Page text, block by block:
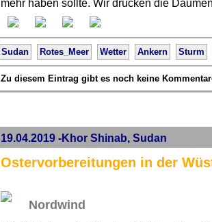
mehr haben sollte. Wir drücken die
Sudan Rotes_Meer Wetter Ankern Sturm
Zu diesem Eintrag gibt es noch keine
19.04.2019 -Khor Shinab, Sudan
Ostervorbereitungen in der
Nordwind